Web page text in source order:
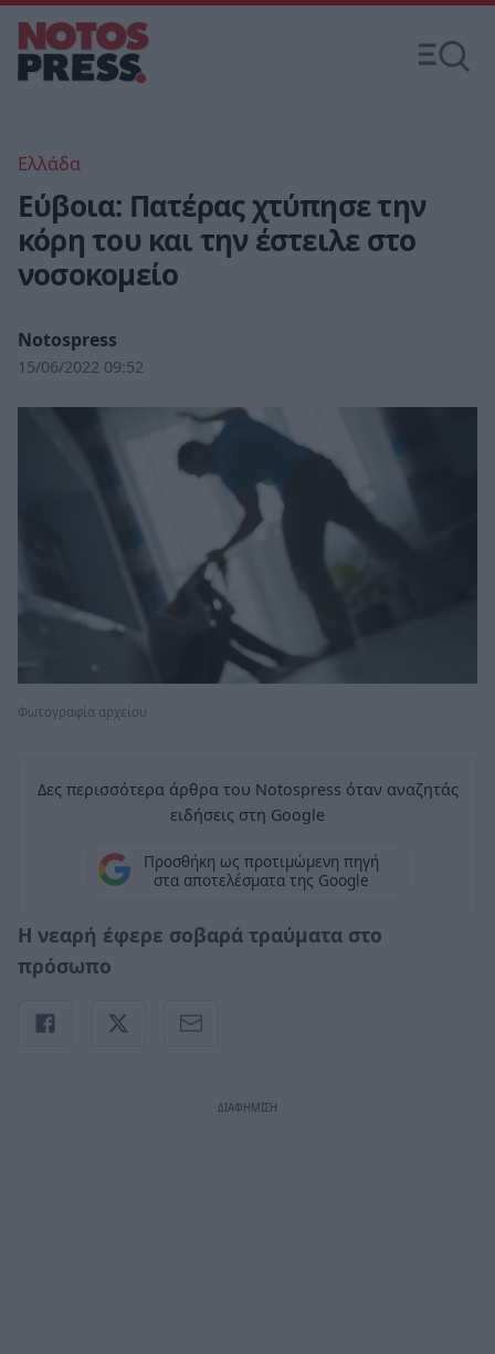
Ελλάδα
Εύβοια: Πατέρας χτύπησε την
κόρη του και την έστειλε στο
νοσοκομείο
Notospress
15/06/2022 09:52
Φωτογραφία αρχείου
Δες περισσότερα άρθρα του Notospress όταν αναζητάς
ειδήσεις στη Google
Προσθήκη ως προτιμώμενη πηγή
στα αποτελέσματα της Google
Η νεαρή έφερε σοβαρά τραύματα στο
πρόσωπο